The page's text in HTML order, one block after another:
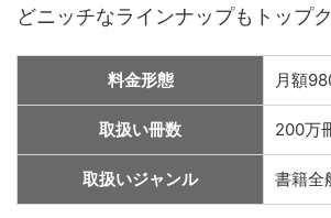
どニッチなラインナップもトップ
料金形態 月額
取扱い冊数 200万
取扱いジャンル 書籍全